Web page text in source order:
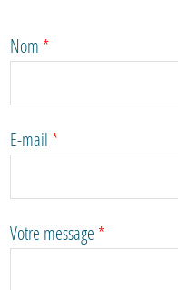
Nom *
E-mail *
Votre message *